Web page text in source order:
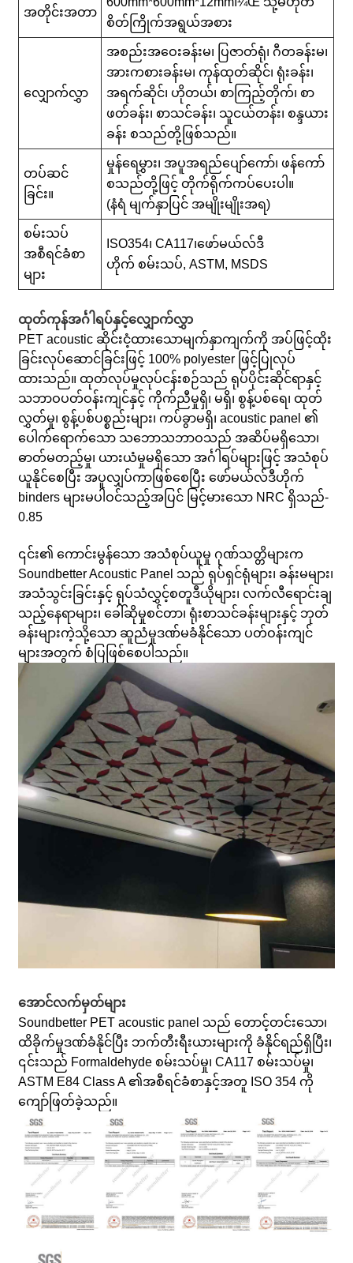
အတိုင်းအတာ
စိတ်ကြိုက်အရွယ်အစား
လျှောက်လွှာ
အစည်းအဝေးခန်းမ၊ ပြဇာတ်ရုံ၊ ဂီတခန်းမ၊
အားကစားခန်းမ၊ ကုန်ထုတ်ဆိုင်၊ ရုံးခန်း၊
အရက်ဆိုင်၊ ဟိုတယ်၊ စာကြည့်တိုက်၊ စာ
ဖတ်ခန်း၊ စာသင်ခန်း၊ သူငယ်တန်း၊ စန္ဒယား
ခန်း စသည်တို့ဖြစ်သည်။
တပ်ဆင်
ခြင်း။
မှုန်ရေမွှား၊ အပူအရည်ပျော်ကော်၊ ဖန်ကော်
စသည်တို့ဖြင့် တိုက်ရိုက်ကပ်ပေးပါ။
(နံရံ မျက်နှာပြင် အမျိုးမျိုးအရ)
စမ်းသပ်
အစီရင်ခံစာ
များ
ISO354၊ CA117၊ဖော်မယ်လ်ဒီ
ဟိုက် စမ်းသပ်, ASTM, MSDS
ထုတ်ကုန်အင်္ဂါရပ်နှင့်လျှောက်လွှာ
PET acoustic ဆိုင်းငံ့ထားသောမျက်နှာကျက်ကို အပ်ဖြင့်ထိုး
ခြင်းလုပ်ဆောင်ခြင်းဖြင့် 100% polyester ဖြင့်ပြုလုပ်
ထားသည်။ ထုတ်လုပ်မှုလုပ်ငန်းစဉ်သည် ရုပ်ပိုင်းဆိုင်ရာနှင့်
သဘာဝပတ်ဝန်းကျင်နှင့် ကိုက်ညီမှုရှိ၊ မရှိ၊ စွန့်ပစ်ရေ၊ ထုတ်
လွှတ်မှု၊ စွန့်ပစ်ပစ္စည်းများ၊ ကပ်ခွာမရှိ၊ acoustic panel ၏
ပေါက်ရောက်သော သဘောသဘာဝသည် အဆိပ်မရှိသော၊
ဓာတ်မတည့်မှု၊ ယားယံမှုမရှိသော အင်္ဂါရပ်များဖြင့် အသံစုပ်
ယူနိုင်စေပြီး အပူလျှပ်ကာဖြစ်စေပြီး ဖော်မယ်လ်ဒီဟိုက်
binders များမပါဝင်သည့်အပြင် မြင့်မားသော NRC ရှိသည်-
0.85
၎င်း၏ ကောင်းမွန်သော အသံစုပ်ယူမှု ဂုဏ်သတ္တိများက
Soundbetter Acoustic Panel သည် ရုပ်ရှင်ရုံများ၊ ခန်းမများ၊
အသံသွင်းခြင်းနှင့် ရုပ်သံလွှင့်စတူဒီယိုများ၊ လက်လီရောင်းချ
သည့်နေရာများ၊ ခေါ်ဆိုမှုစင်တာ၊ ရုံးစာသင်ခန်းများနှင့် ဘုတ်
ခန်းများကဲ့သို့သော ဆူညံမှုဒဏ်မခံနိုင်သော ပတ်ဝန်းကျင်
များအတွက် စံပြဖြစ်စေပါသည်။
အောင်လက်မှတ်များ
Soundbetter PET acoustic panel သည် တောင့်တင်းသော၊
ထိခိုက်မှုဒဏ်ခံနိုင်ပြီး ဘက်တီးရီးယားများကို ခံနိုင်ရည်ရှိပြီး၊
၎င်းသည် Formaldehyde စမ်းသပ်မှု၊ CA117 စမ်းသပ်မှု၊
ASTM E84 Class A ၏အစီရင်ခံစာနှင့်အတူ ISO 354 ကို
ကျော်ဖြတ်ခဲ့သည်။